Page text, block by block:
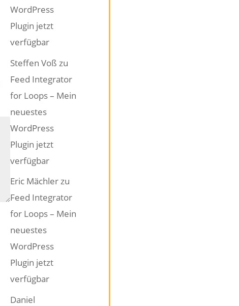
WordPress
Plugin jetzt
verfügbar
Steffen Voß zu
Feed Integrator
for Loops – Mein
neuestes
WordPress
Plugin jetzt
verfügbar
Eric Mächlerzu
Feed Integrator
for Loops – Mein
neuestes
WordPress
Plugin jetzt
verfügbar
Daniel